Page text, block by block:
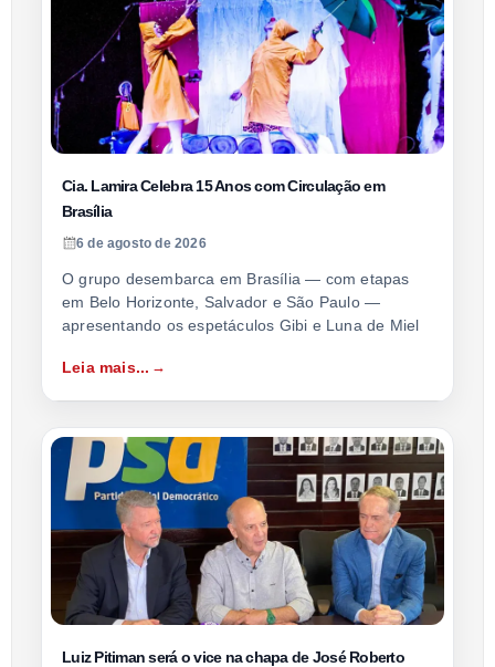
Cia. Lamira Celebra 15 Anos com Circulação em
Brasília
6 de agosto de 2026
O grupo desembarca em Brasília — com etapas
em Belo Horizonte, Salvador e São Paulo —
apresentando os espetáculos Gibi e Luna de Miel
Leia mais...
Luiz Pitiman será o vice na chapa de José Roberto